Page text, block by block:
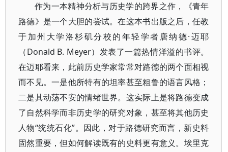
作为一本精神分析与历史学的跨界之作，《青年
路德》是一个大胆的尝试。在这本书出版之后，任教
于加州大学洛杉矶分校的年轻学者唐纳德·迈耶
（Donald B. Meyer）发表了一篇热情洋溢的书评。
在迈耶看来，此前历史学家常常对路德的两个面相视
而不见。一是他所特有的坦率甚至粗鲁的语言风格；
二是其动荡不安的情绪世界。这实际上是将路德变成
了自然科学而非历史学的研究对象，甚至将其他历史
人物“统统石化”。因此，对于路德研究而言，新史料
固然重要，但如何解读既有的史料更有意义。埃里克